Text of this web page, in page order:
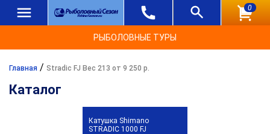
0
РЫБОЛОВНЫЕ ТУРЫ
Главная / Stradic FJ Вес 213 от 9 250 р.
Каталог
Катушка Shimano
STRADIC 1000 FJ